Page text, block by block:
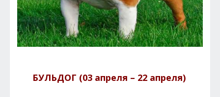
БУЛЬДОГ (03 апреля – 22 апреля)